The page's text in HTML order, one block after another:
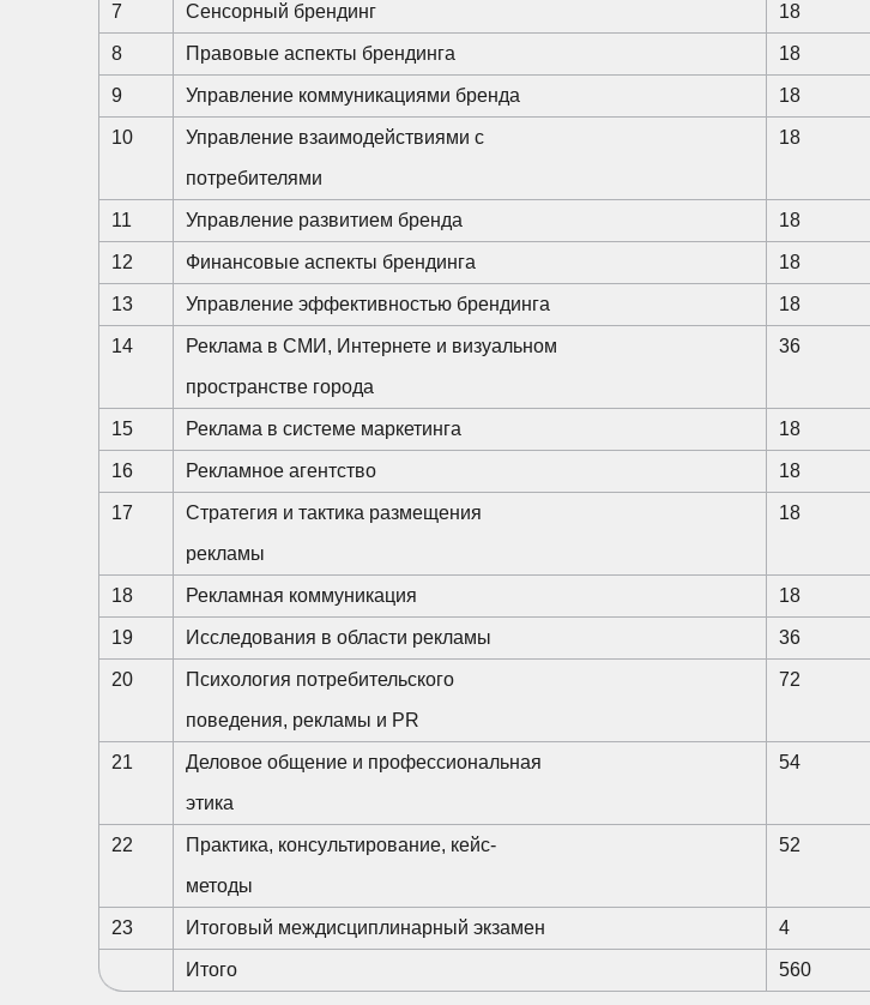
7 Сенсорный брендинг 18
8 Правовые аспекты брендинга 18
9 Управление коммуникациями бренда 18
10
Управление взаимодействиями с
потребителями
18
11 Управление развитием бренда 18
12 Финансовые аспекты брендинга 18
13 Управление эффективностью брендинга 18
14
Реклама в СМИ, Интернете и визуальном
пространстве города
36
15 Реклама в системе маркетинга 18
16 Рекламное агентство 18
17
Стратегия и тактика размещения
рекламы
18
18 Рекламная коммуникация 18
19 Исследования в области рекламы 36
20
Психология потребительского
поведения, рекламы и PR
72
21
Деловое общение и профессиональная
этика
54
22
Практика, консультирование, кейс-
методы
52
23 Итоговый междисциплинарный экзамен 4
Итого 560